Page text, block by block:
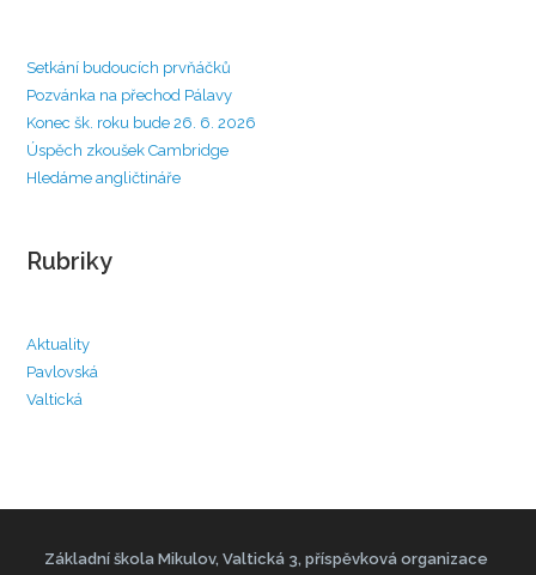
Setkání budoucích prvňáčků
Pozvánka na přechod Pálavy
Konec šk. roku bude 26. 6. 2026
Úspěch zkoušek Cambridge
Hledáme angličtináře
Rubriky
Aktuality
Pavlovská
Valtická
Základní škola Mikulov, Valtická 3, příspěvková organizace